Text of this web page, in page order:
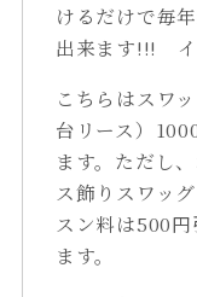
けるだけで毎
出来ます!!! イ
こちらはスワ
台リース）
ます。ただし
ス飾りスワッ
スン料は500
ます。